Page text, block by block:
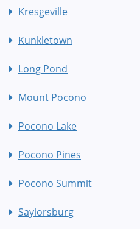
Kresgeville
Kunkletown
Long Pond
Mount Pocono
Pocono Lake
Pocono Pines
Pocono Summit
Saylorsburg